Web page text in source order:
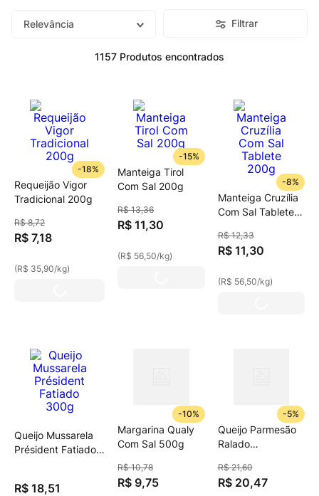
Relevância Filtrar
1157 Produtos
-18%
Requeijão Vigor
Tradicional 200g
R$ 8,72
R$ 7,18
(R$ 35,90/kg)
-15%
Manteiga Tirol
Com Sal 200g
R$ 13,36
R$ 11,30
(R$ 56,50/kg)
-8%
Manteiga Cruzília
Com Sal Tablete
R$ 12,33
R$ 11,30
(R$ 56,50/kg)
Queijo Mussarela
Président Fatiado
R$ 18,51
-10%
Margarina Qualy
Com Sal 500g
R$ 10,78
R$ 9,75
-5%
Queijo Parmesão
Ralado
R$ 21,60
R$ 20,47